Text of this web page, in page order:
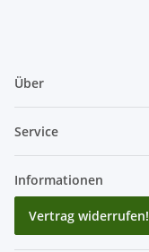
Über
Service
Informationen
Vertrag widerrufen!